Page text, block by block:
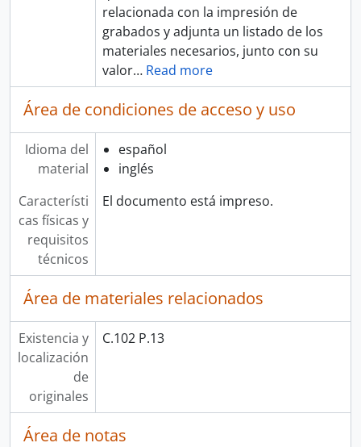
relacionada con la impresión de
grabados y adjunta un listado de los
materiales necesarios, junto con su
valor… Read more
Área de condiciones de acceso y uso
Idioma del
material
español
inglés
Característi
cas físicas y
requisitos
técnicos
El documento está impreso.
Área de materiales relacionados
Existencia y
localización
de
originales
C.102 P.13
Área de notas